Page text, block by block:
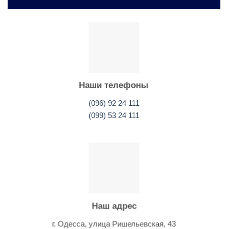
Наши телефоны
(096) 92 24 111
(099) 53 24 111
Наш адрес
г. Одесса, улица Ришельевская, 43